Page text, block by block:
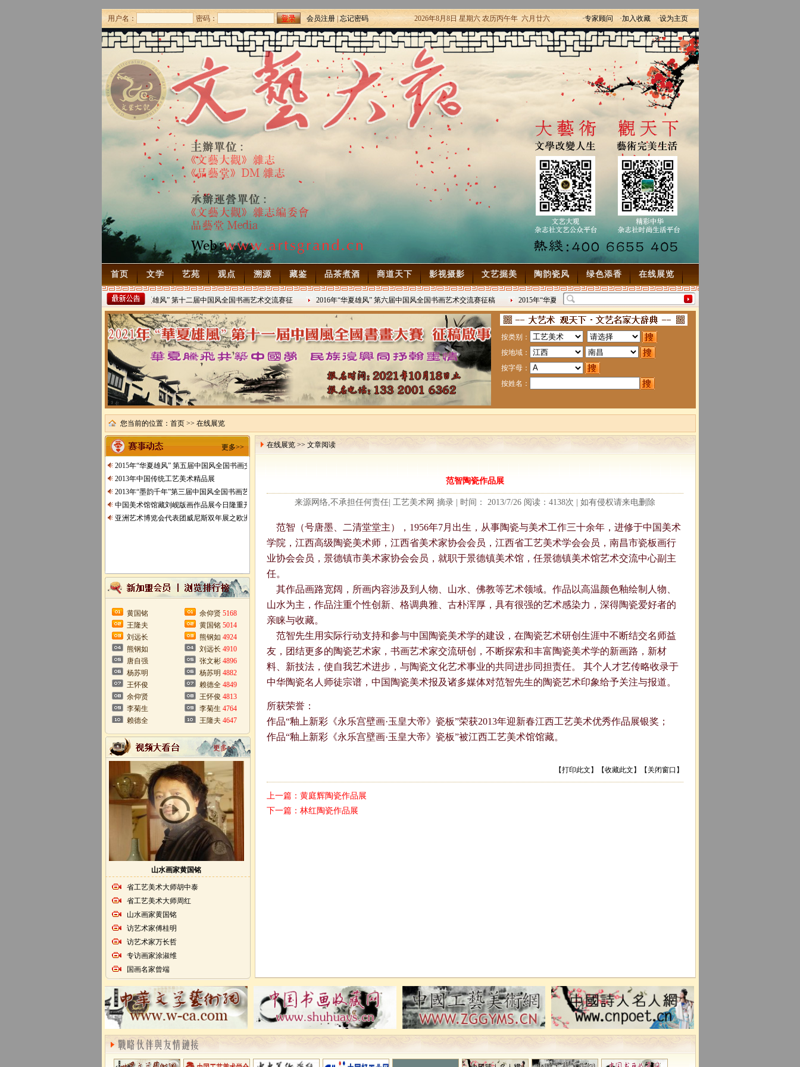
用户名： 密码： 会员注册|忘记密码 2026年8月8日 星期六 农历丙午年 六月廿六 ·专家顾问 ·加入收藏 ·设为主页
首页 文学 艺苑 观点 溯源 藏鉴 品茶煮酒 商道天下 影视摄影 文艺掘美 陶韵瓷风 绿色添香 在线展览
2022年“华夏雄风” 第十二届中国风全国书画艺术交流赛征
稿2021/8/15
2016年“华夏雄风” 第六届中国风全国书画艺术交流赛征稿
2016/8/27
2015年“华夏雄风” 第五届中国风全国书画交流赛暨纪念抗
日战争胜利70周年书画展7月28日起征稿2015/7/28
按类别：
按地域：
按字母：
按姓名：
您当前的位置： 首页>> 在线展览
更多>>
2015年“华夏雄风” 第五届中国风全国书画交流赛暨纪念抗日战争胜利70周年书画展7月28日起征稿
2013年中国传统工艺美术精品展
2013年“墨韵千年”第三届中国风全国书画艺术交流赛征稿
中国美术馆馆藏刘岘版画作品展今日隆重开展
亚洲艺术博览会代表团威尼斯双年展之欧洲行
黄国铭
王隆夫
刘远长
熊钢如
唐自强
杨苏明
王怀俊
余仰贤
李菊生
赖德全
余仰贤 5168
黄国铭 5014
熊钢如 4924
刘远长 4910
张文彬 4896
杨苏明 4882
赖德全 4849
王怀俊 4813
李菊生 4764
王隆夫 4647
更多>>
山水画家黄国铭
省工艺美术大师胡中泰
省工艺美术大师周红
山水画家黄国铭
访艺术家傅桂明
访艺术家万长哲
专访画家涂淑维
国画名家曾端
在线展览 >> 文章阅读
范智陶瓷作品展
来源网络,不承担任何责任| 工艺美术网 摘录 | 时间： 2013/7/26 阅读：4138次 | 如有侵权请来电删除
范智（号唐墨、二清堂堂主），1956年7月出生，从事陶瓷与美术工作三十余年，进修于中国美术
学院，江西高级陶瓷美术师，江西省美术家协会会员，江西省工艺美术学会会员，南昌市瓷板画行
业协会会员，景德镇市美术家协会会员，就职于景德镇美术馆，任景德镇美术馆艺术交流中心副主
任。
其作品画路宽阔，所画内容涉及到人物、山水、佛教等艺术领域。作品以高温颜色釉绘制人物、
山水为主，作品注重个性创新、格调典雅、古朴浑厚，具有很强的艺术感染力，深得陶瓷爱好者的
亲睐与收藏。
范智先生用实际行动支持和参与中国陶瓷美术学的建设，在陶瓷艺术研创生涯中不断结交名师益
友，团结更多的陶瓷艺术家，书画艺术家交流研创，不断探索和丰富陶瓷美术学的新画路，新材
料、新技法，使自我艺术进步，与陶瓷文化艺术事业的共同进步同担责任。 其个人才艺传略收录于
中华陶瓷名人师徒宗谱，中国陶瓷美术报及诸多媒体对范智先生的陶瓷艺术印象给予关注与报道。
所获荣誉：
作品“釉上新彩《永乐宫壁画·玉皇大帝》瓷板”荣获2013年迎新春江西工艺美术优秀作品展银奖；
作品“釉上新彩《永乐宫壁画·玉皇大帝》瓷板”被江西工艺美术馆馆藏。
【打印此文 】【收藏此文 】【 关闭窗口 】
上一篇： 黄庭辉陶瓷作品展
下一篇： 林红陶瓷作品展